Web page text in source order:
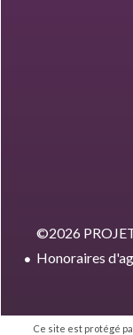
©2026
Honoraires
Ce site est protégé